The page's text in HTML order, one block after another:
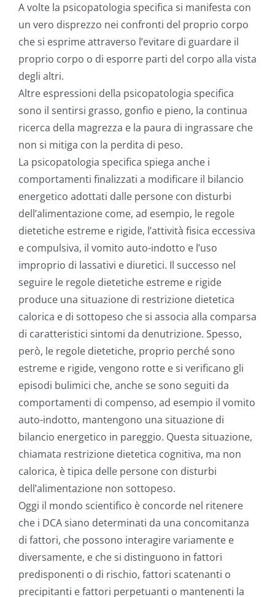
A volte la psicopatologia specifica si manifesta con
un vero disprezzo nei confronti del proprio corpo
che si esprime attraverso l’evitare di guardare il
proprio corpo o di esporre parti del corpo alla vista
degli altri.
Altre espressioni della psicopatologia specifica
sono il sentirsi grasso, gonfio e pieno, la continua
ricerca della magrezza e la paura di ingrassare che
non si mitiga con la perdita di peso.
La psicopatologia specifica spiega anche i
comportamenti finalizzati a modificare il bilancio
energetico adottati dalle persone con disturbi
dell’alimentazione come, ad esempio, le regole
dietetiche estreme e rigide, l’attività fisica eccessiva
e compulsiva, il vomito auto-indotto e l’uso
improprio di lassativi e diuretici. Il successo nel
seguire le regole dietetiche estreme e rigide
produce una situazione di restrizione dietetica
calorica e di sottopeso che si associa alla comparsa
di caratteristici sintomi da denutrizione. Spesso,
però, le regole dietetiche, proprio perché sono
estreme e rigide, vengono rotte e si verificano gli
episodi bulimici che, anche se sono seguiti da
comportamenti di compenso, ad esempio il vomito
auto-indotto, mantengono una situazione di
bilancio energetico in pareggio. Questa situazione,
chiamata restrizione dietetica cognitiva, ma non
calorica, è tipica delle persone con disturbi
dell’alimentazione non sottopeso.
Oggi il mondo scientifico è concorde nel ritenere
che i DCA siano determinati da una concomitanza
di fattori, che possono interagire variamente e
diversamente, e che si distinguono in fattori
predisponenti o di rischio, fattori scatenanti o
precipitanti e fattori perpetuanti o mantenenti la